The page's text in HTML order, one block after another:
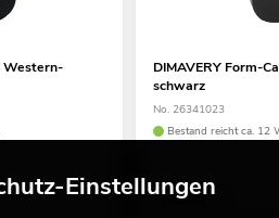
Western-
DIMAVERY Form-
schwarz
No. 26341023
Bestand reicht ca. 12
89,90€
Einstellungen